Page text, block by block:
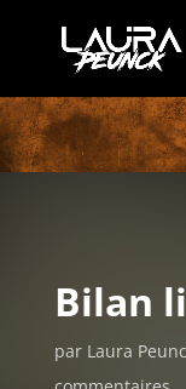
Bilan
par Laura